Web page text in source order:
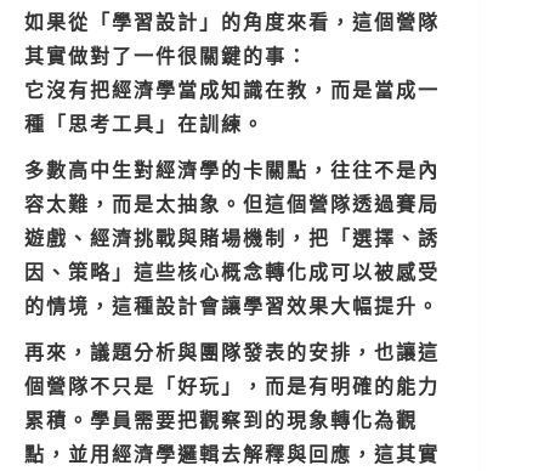
如果從「學習設計」的角度來看，這個營隊
其實做對了一件很關鍵的事：
它沒有把經濟學當成知識在教，而是當成一
種「思考工具」在訓練。
多數高中生對經濟學的卡關點，往往不是內
容太難，而是太抽象。但這個營隊透過賽局
遊戲、經濟挑戰與賭場機制，把「選擇、誘
因、策略」這些核心概念轉化成可以被感受
的情境，這種設計會讓學習效果大幅提升。
再來，議題分析與團隊發表的安排，也讓這
個營隊不只是「好玩」，而是有明確的能力
累積。學員需要把觀察到的現象轉化為觀
點，並用經濟學邏輯去解釋與回應，這其實